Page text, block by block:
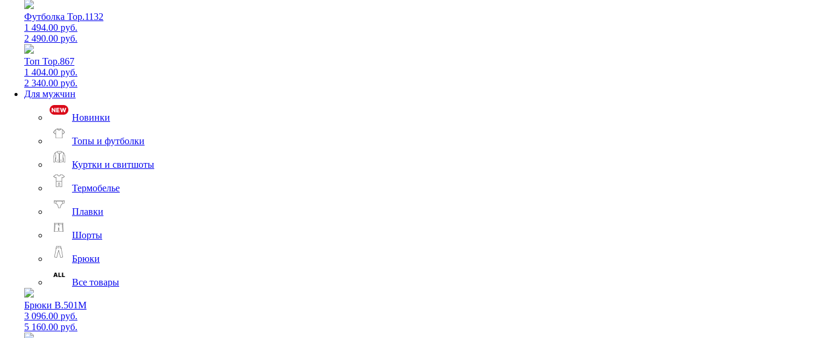
Футболка Top.1132
1 494.00 руб.
2 490.00 руб.
Топ Top.867
1 404.00 руб.
2 340.00 руб.
Для мужчин
Новинки
Топы и футболки
Куртки и свитшоты
Термобелье
Плавки
Шорты
Брюки
Все товары
Брюки B.501M
3 096.00 руб.
5 160.00 руб.